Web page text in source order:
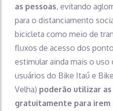
as pessoas, evitando
para o distanciamento
bicicleta como meio de
fluxos de acesso dos
estimular ainda mais o
usuários do Bike Itaú e
Velha) poderão utilizar
gratuitamente para irem